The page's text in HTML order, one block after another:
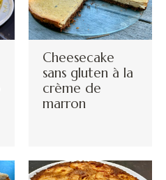
Cheesecake
sans gluten à la
crème de
marron